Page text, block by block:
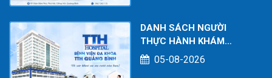
DANH SÁCH NGƯỜI
THỰC HÀNH KHÁM
CHỮA BỆNH TẠI CƠ SỞ
TÍNH TỚI THÁNG
05-08-2026